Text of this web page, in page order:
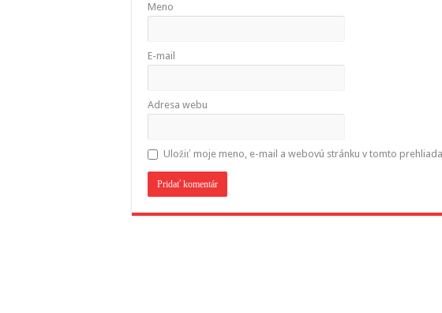
Meno
E-mail
Adresa webu
Uložiť moje meno, e-mail a webovú stránku v tomto